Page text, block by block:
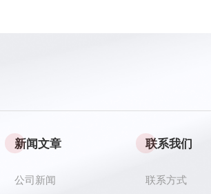
新闻文章
公司新闻
联系我们
联系方式